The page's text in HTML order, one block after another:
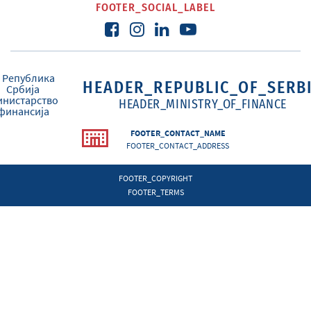
FOOTER_SOCIAL_LABEL
HEADER_MINISTRY_OF_FINANCE
FOOTER_CONTACT_NAME
FOOTER_CONTACT_ADDRESS
FOOTER_COPYRIGHT
FOOTER_TERMS